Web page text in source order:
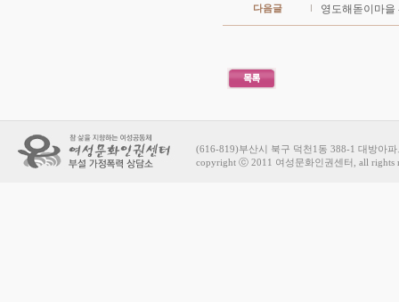
다음글 영도해돋이마을
(616-819)부산시 북구 덕천1동 388-1 대방아
copyright ⓒ 2011 여성문화인권센터, all rights